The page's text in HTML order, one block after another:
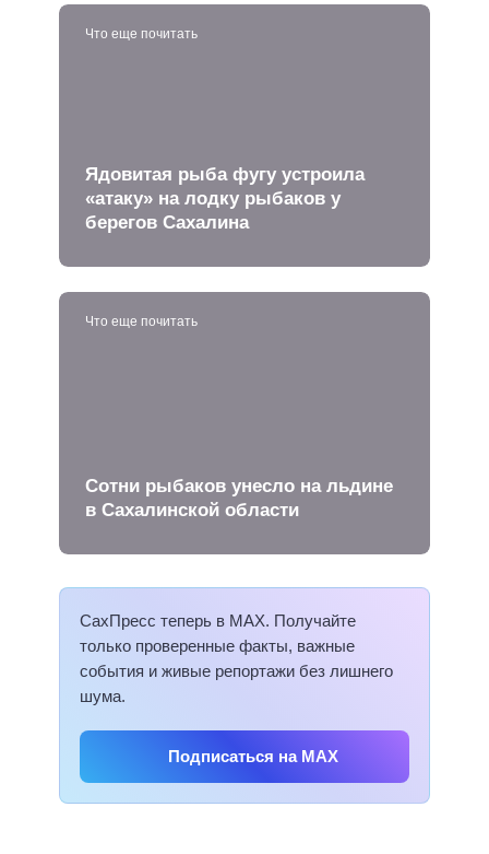
Что еще почитать
Ядовитая рыба фугу устроила
«атаку» на лодку рыбаков у
берегов Сахалина
Что еще почитать
Сотни рыбаков унесло на льдине
в Сахалинской области
СахПресс теперь в MAX. Получайте
только проверенные факты, важные
события и живые репортажи без лишнего
шума.
Подписаться на MAX